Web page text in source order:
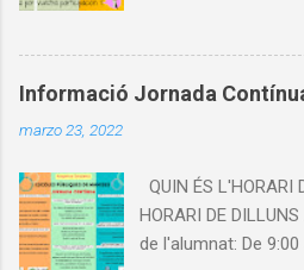
Informació Jornada
marzo 23, 2022
QUIN ÉS L'HORARI
HORARI DE
de l'alumnat: De